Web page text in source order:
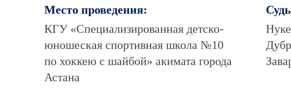
Место проведения:
КГУ «Специализированная детско-
юношеская спортивная школа №10
по хоккею с шайбой» акимата города
Астана